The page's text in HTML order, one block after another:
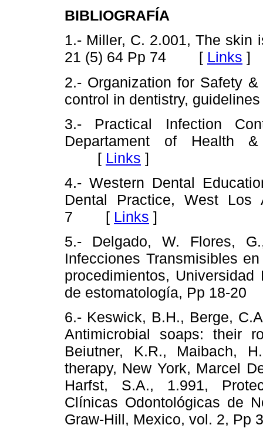
BIBLIOGRAFÍA
1.- Miller, C. 2.001, The skin
21 (5) 64 Pp 74 [ Links ]
2.- Organization for Safety
control in dentistry,
3.- Practical Infection
Departament of Health
[ Links ]
4.- Western Dental
Dental Practice, West
7 [ Links ]
5.- Delgado, W. Flores,
Infecciones Transmisibles
procedimientos,
de estomatología, Pp 18-
6.- Keswick, B.H., Berge,
Antimicrobial soaps: their
Beiutner, K.R., Maibach,
therapy, New York,
Harfst, S.A., 1.991,
Clínicas Odontológicas de
Graw-Hill, Mexico, vol. 2,